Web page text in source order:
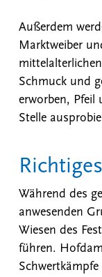
Außerdem
Marktweiber
Schmuck und
erworben, Pfeil
Stelle
Während des
anwesenden
Wiesen des
führen.